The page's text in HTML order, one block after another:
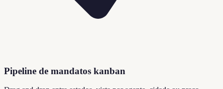
Pipeline de mandatos kanban